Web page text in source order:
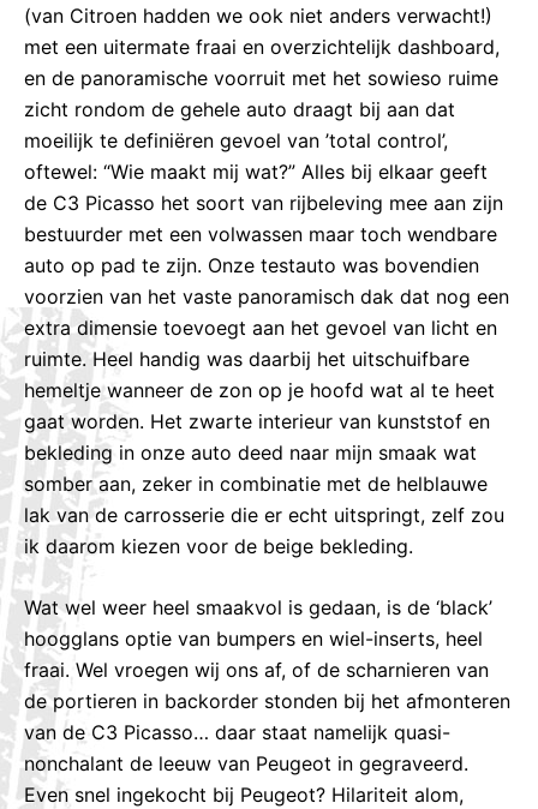
(van Citroen hadden we ook niet anders verwacht!)
met een uitermate fraai en overzichtelijk dashboard,
en de panoramische voorruit met het sowieso ruime
zicht rondom de gehele auto draagt bij aan dat
moeilijk te definiëren gevoel van ’total control’,
oftewel: “Wie maakt mij wat?” Alles bij elkaar geeft
de C3 Picasso het soort van rijbeleving mee aan zijn
bestuurder met een volwassen maar toch wendbare
auto op pad te zijn. Onze testauto was bovendien
voorzien van het vaste panoramisch dak dat nog een
extra dimensie toevoegt aan het gevoel van licht en
ruimte. Heel handig was daarbij het uitschuifbare
hemeltje wanneer de zon op je hoofd wat al te heet
gaat worden. Het zwarte interieur van kunststof en
bekleding in onze auto deed naar mijn smaak wat
somber aan, zeker in combinatie met de helblauwe
lak van de carrosserie die er echt uitspringt, zelf zou
ik daarom kiezen voor de beige bekleding.
Wat wel weer heel smaakvol is gedaan, is de ‘black’
hoogglans optie van bumpers en wiel-inserts, heel
fraai. Wel vroegen wij ons af, of de scharnieren van
de portieren in backorder stonden bij het afmonteren
van de C3 Picasso… daar staat namelijk quasi-
nonchalant de leeuw van Peugeot in gegraveerd.
Even snel ingekocht bij Peugeot? Hilariteit alom,